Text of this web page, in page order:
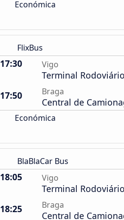
Económica
FlixBus
17:30 Vigo
Terminal Rodoviário
17:50
Braga
Central de
Económica
BlaBlaCar Bus
18:05 Vigo
Terminal Rodoviário
18:25
Braga
Central de